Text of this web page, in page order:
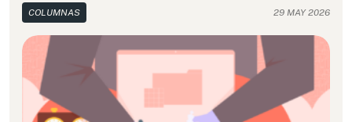
garantizar que estas novedosas formas de
trabajo no vayan a contramano de la dignidad
humana.
COLUMNAS 29 MAY 2026